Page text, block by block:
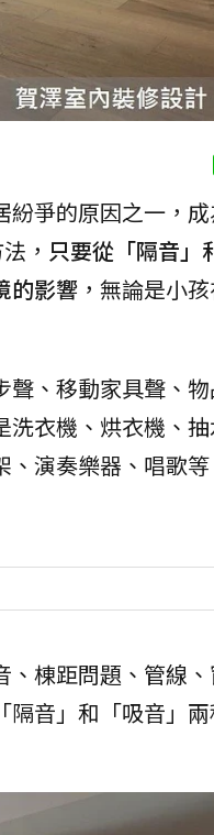
爭的原因之一，
， 只要從「隔音」
的影響 ，無論是小
聲、移動家具聲、
洗衣機、烘衣機、
、演奏樂器、唱歌
棟距問題、管線
隔音」和「吸音」